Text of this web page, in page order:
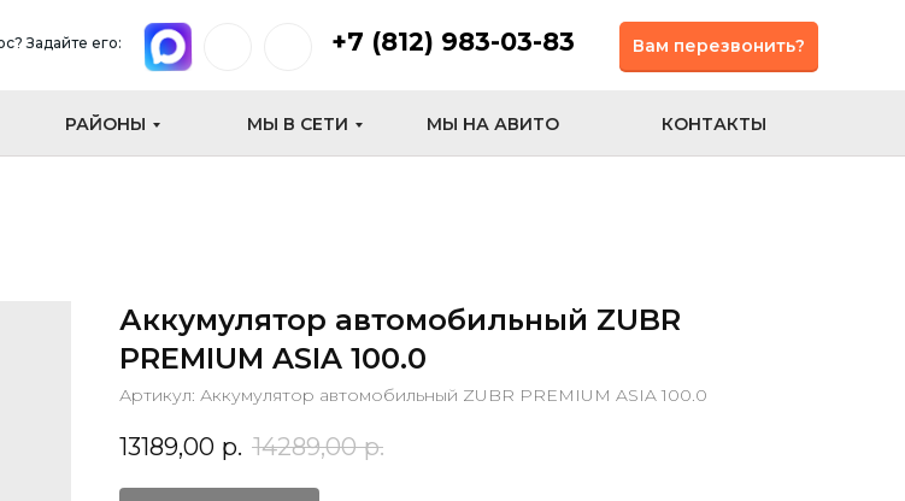
Задайте его: +7 (812) 983-03-83
РАЙОНЫ МЫ В СЕТИ МЫ НА АВИТО КОНТАКТЫ
Вам перезвонить?
Аккумулятор автомобильный ZUBR
PREMIUM ASIA 100.0
Артикул: Аккумулятор автомобильный ZUBR PREMIUM ASIA 100.0
13189,00 р. 14289,00 р.